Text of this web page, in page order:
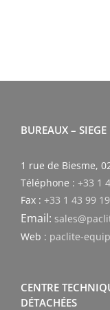
BUREAUX – SIEGE
1 rue de Biesme,
Téléphone : +33 1
Fax : +33 1 43 99
Email:
Web : paclite-
CENTRE
DÉTACHÉES